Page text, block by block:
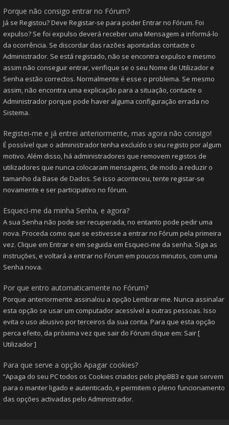
Porque não consigo entrar no Fórum?
Já se Registou? Deve Registar-se para poder Entrar no Fórum. Foi
expulso? Se foi expulso deverá receber uma Mensagem a informá-lo
da ocorrência. Se discordar das razões apontadas contacte o
Administrador. Se está registado, não se encontra expulso e mesmo
assim não conseguir entrar, verifique se o seu Nome de Utilizador e
Senha estão correctos. Normalmente é esse o problema. Se mesmo
assim, não encontra uma explicação para a situação, contacte o
Administrador porque pode haver alguma configuração errada no
Sistema.
Registei-me e já entrei anteriormente, mas agora não consigo!
É possível que o administrador tenha excluído o seu registo por algum
motivo. Além disso, há administradores que removem registos de
utilizadores que nunca colocaram mensagens, de modo a reduzir o
tamanho da Base de Dados. Se isso aconteceu, tente registar-se
novamente e ser participativo no fórum.
Esqueci-me da minha Senha, e agora?
A sua Senha não pode ser recuperada, no entanto pode pedir uma
nova. Proceda como que se estivesse a entrar no Fórum pela primeira
vez. Clique em Entrar e em seguida em Esqueci-me da senha. Siga as
instruções, e voltará a entrar no Fórum em poucos minutos, com uma
Senha nova.
Por que entro automaticamente no Fórum?
Porque anteriormente assinalou a opção Lembrar-me. Nunca assinalar
esta opção se usar um computador acessível a outras pessoas. Isso
evita o uso abusivo por terceiros da sua conta. Para que esta opção
perca efeito, da próxima vez que sair do Fórum clique em: Sair [
Utilizador ]
Para que serve a opção Apagar cookies?
“Apaga do seu PC todos os Cookies criados pelo phpBB3 e que servem
para o manter ligado e autenticado, e permitem o pleno funcionamento
das opções activadas pelo Administrador.